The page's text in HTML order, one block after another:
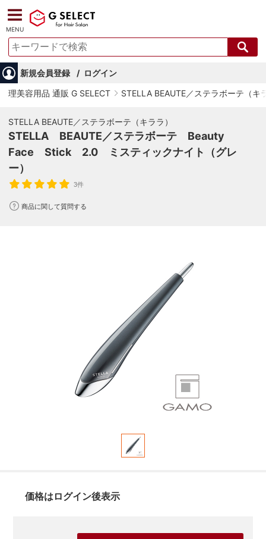
MENU
新規会員登録
ログイン
理美容用品 通販 G SELECT
STELLA BEAUTE／ステラボーテ（キ
STELLA BEAUTE／ステラボーテ（キララ）
STELLA BEAUTE／ステラボーテ Beauty
Face Stick 2.0 ミスティックナイト（グレ
ー）
3件
商品に関して質問する
価格はログイン後表示